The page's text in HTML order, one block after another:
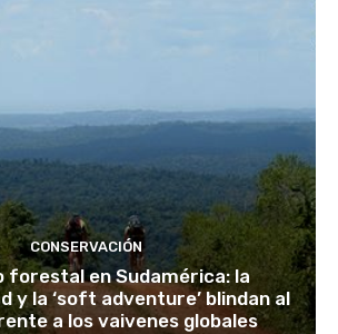
CONSERVACIÓN
forestal en Sudamérica: la
y la ‘soft adventure’ blindan al
a los vaivenes globales